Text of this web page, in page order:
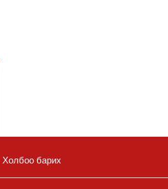
Холбоо барих